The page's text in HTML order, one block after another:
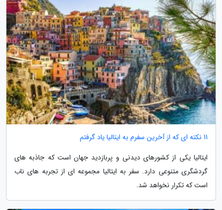
11 نکته ای که از آخرین سفرم به ایتالیا یاد گرفتم
ایتالیا یکی از کشورهای دیدنی و پربازدید جهان است که جاذبه های
گردشگری متنوعی دارد. سفر به ایتالیا مجموعه ای از تجربه های ناب
است که تکرار نخواهد شد.